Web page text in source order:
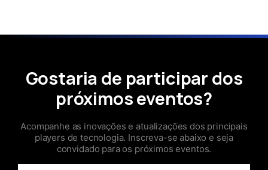
Gostaria de participar dos
próximos eventos?
Acompanhe as inovações e atualizações dos principais
players de tecnologia. Inscreva-se abaixo e seja
convidado para os próximos eventos.